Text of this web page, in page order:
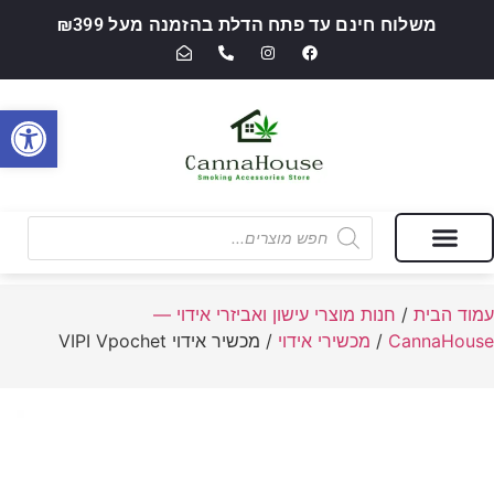
משלוח חינם עד פתח הדלת בהזמנה מעל ₪399
עמוד הבית / חנות מוצרי עישון ואביזרי אידוי —
CannaHouse
/ מכשירי אידוי / מכשיר אידוי VIPI Vpochet
פתח